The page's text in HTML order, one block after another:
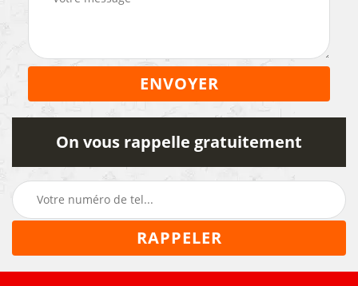
On vous rappelle gratuitement